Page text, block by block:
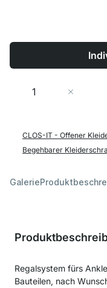
Menge
CLOS-IT - Offener
Begehbarer
Galerie
Regalsystem fürs
Bauteilen, nach